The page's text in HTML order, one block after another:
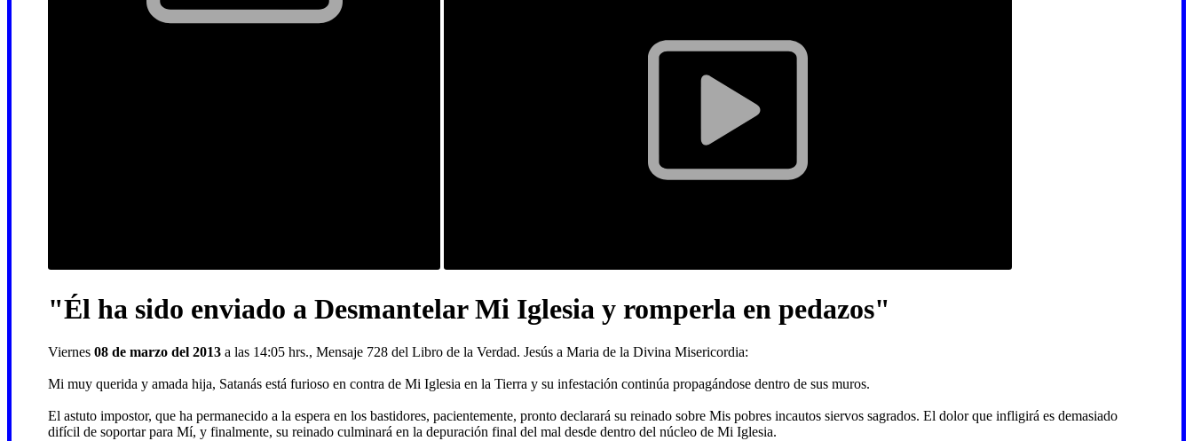
"Él ha sido enviado a Desmantelar Mi Iglesia y romperla en pedazos"
Viernes 08 de marzo del 2013 a las 14:05 hrs., Mensaje 728 del Libro de la Verdad. Jesús a Maria de la Divina Misericordia:
Mi muy querida y amada hija, Satanás está furioso en contra de Mi Iglesia en la Tierra y su infestación continúa propagándose dentro de sus muros.
El astuto impostor, que ha permanecido a la espera en los bastidores, pacientemente, pronto declarará su reinado sobre Mis pobres incautos siervos sagrados. El dolor que infligirá es demasiado
difícil de soportar para Mí, y finalmente, su reinado culminará en la depuración final del mal desde dentro del núcleo de Mi Iglesia.